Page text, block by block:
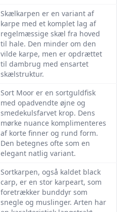
Skælkarpen er en variant af
karpe med et komplet lag af
regelmæssige skæl fra hoved
til hale. Den minder om den
vilde karpe, men er opdrættet
til dambrug med ensartet
skælstruktur.
Sort Moor er en sortguldfisk
med opadvendte øjne og
smedekulsfarvet krop. Dens
mørke nuance komplimenteres
af korte finner og rund form.
Den betegnes ofte som en
elegant natlig variant.
Sortkarpen, også kaldet black
carp, er en stor karpeart, som
foretrækker bunddyr som
snegle og muslinger. Arten har